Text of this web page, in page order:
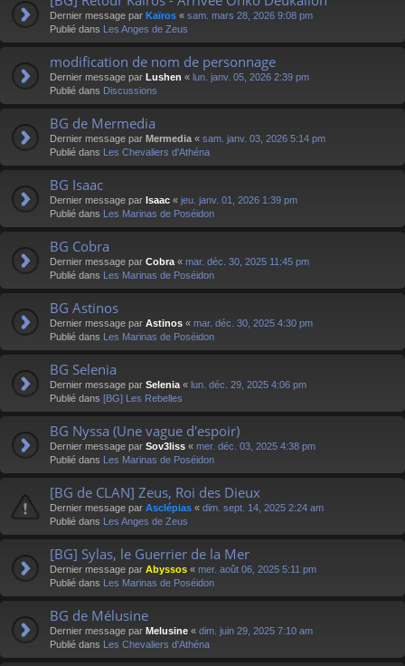
Dernier message par Kaïros « sam. mars 28, 2026 9:08 pm
Publié dans Les Anges de Zeus
modification de nom de personnage
Dernier message par Lushen « lun. janv. 05, 2026 2:39 pm
Publié dans Discussions
BG de Mermedia
Dernier message par Mermedia « sam. janv. 03, 2026 5:14 pm
Publié dans Les Chevaliers d'Athéna
BG Isaac
Dernier message par Isaac « jeu. janv. 01, 2026 1:39 pm
Publié dans Les Marinas de Poséidon
BG Cobra
Dernier message par Cobra « mar. déc. 30, 2025 11:45 pm
Publié dans Les Marinas de Poséidon
BG Astinos
Dernier message par Astinos « mar. déc. 30, 2025 4:30 pm
Publié dans Les Marinas de Poséidon
BG Selenia
Dernier message par Selenia « lun. déc. 29, 2025 4:06 pm
Publié dans [BG] Les Rebelles
BG Nyssa (Une vague d'espoir)
Dernier message par Sov3liss « mer. déc. 03, 2025 4:38 pm
Publié dans Les Marinas de Poséidon
[BG de CLAN] Zeus, Roi des Dieux
Dernier message par Asclépias « dim. sept. 14, 2025 2:24 am
Publié dans Les Anges de Zeus
[BG] Sylas, le Guerrier de la Mer
Dernier message par Abyssos « mer. août 06, 2025 5:11 pm
Publié dans Les Marinas de Poséidon
BG de Mélusine
Dernier message par Melusine « dim. juin 29, 2025 7:10 am
Publié dans Les Chevaliers d'Athéna